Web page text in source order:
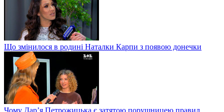
Що змінилося в родині Наталки Карпи з появою донечки
Чому Дар’я Петрожицька є затятою порушницею правил